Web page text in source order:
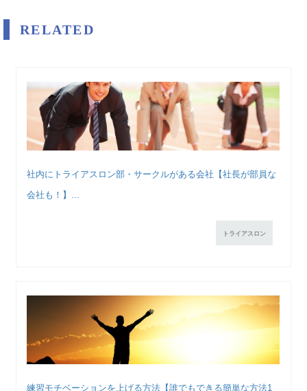
RELATED
社内にトライアスロン部・サークルがある会社【社長が部員な
会社も！】...
トライアスロン
練習モチベーションを上げる方法【誰でもできる簡単な方法1